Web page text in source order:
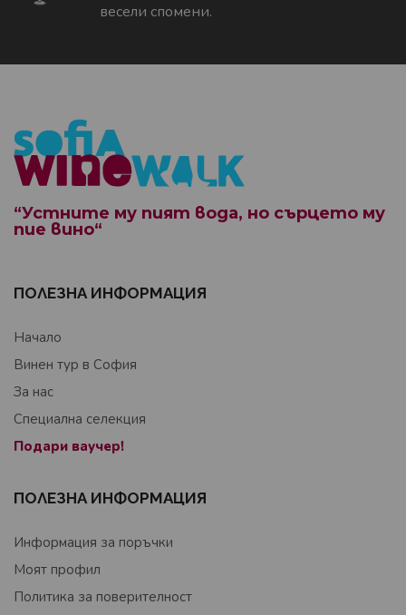
весели спомени.
“Устните му пият вода, но сърцето му
пие вино“
ПОЛЕЗНА ИНФОРМАЦИЯ
Начало
Винен тур в София
За нас
Специална селекция
Подари ваучер!
ПОЛЕЗНА ИНФОРМАЦИЯ
Информация за поръчки
Моят профил
Политика за поверителност